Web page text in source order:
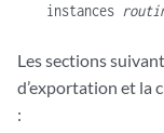
instances
Les sections
d’exportation et la
: